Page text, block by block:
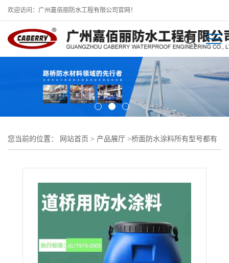
欢迎访问：广州嘉佰丽防水工程有限公司官网！
您当前的位置： 网站首页 > 产品展厅 >桥面防水涂料所有型号都有